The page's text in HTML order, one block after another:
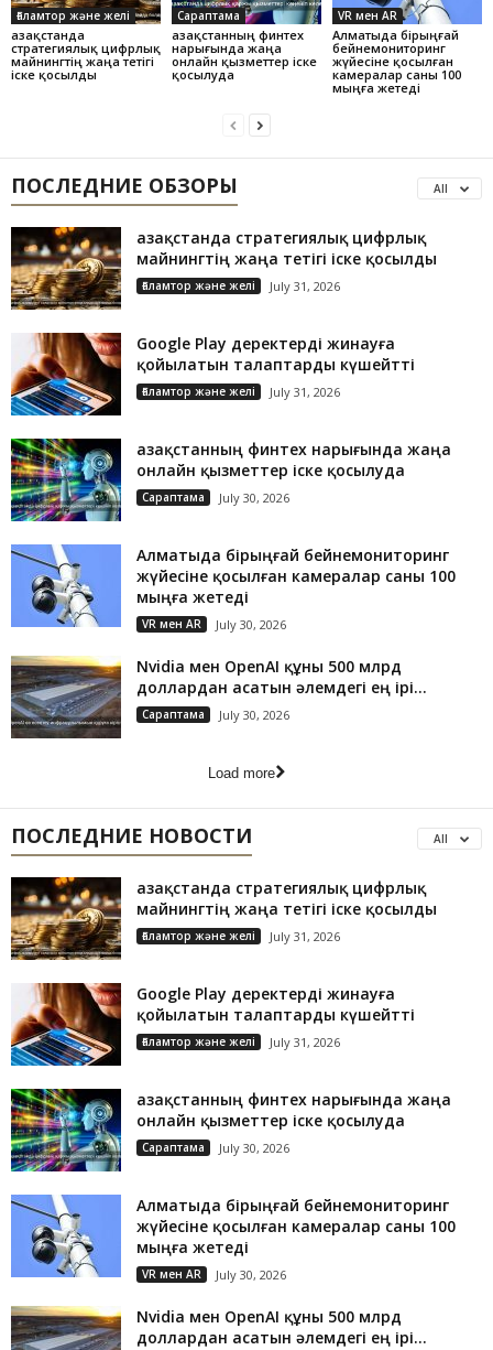
Ғаламтор және желі
Қазақстанда
стратегиялық цифрлық
майнингтің жаңа тетігі
іске қосылды
Сараптама
Қазақстанның финтех
нарығында жаңа
онлайн қызметтер іске
қосылуда
VR мен AR
Алматыда бірыңғай
бейнемониторинг
жүйесіне қосылған
камералар саны 100
мыңға жетеді
ПОСЛЕДНИЕ ОБЗОРЫ All
Қазақстанда стратегиялық цифрлық
майнингтің жаңа тетігі іске қосылды
Ғаламтор және желі July 31, 2026
Google Play деректерді жинауға
қойылатын талаптарды күшейтті
Ғаламтор және желі July 31, 2026
Қазақстанның финтех нарығында жаңа
онлайн қызметтер іске қосылуда
Сараптама July 30, 2026
Алматыда бірыңғай бейнемониторинг
жүйесіне қосылған камералар саны 100
мыңға жетеді
VR мен AR July 30, 2026
Nvidia мен OpenAI құны 500 млрд
доллардан асатын әлемдегі ең ірі...
Сараптама July 30, 2026
Load more
ПОСЛЕДНИЕ НОВОСТИ All
Қазақстанда стратегиялық цифрлық
майнингтің жаңа тетігі іске қосылды
Ғаламтор және желі July 31, 2026
Google Play деректерді жинауға
қойылатын талаптарды күшейтті
Ғаламтор және желі July 31, 2026
Қазақстанның финтех нарығында жаңа
онлайн қызметтер іске қосылуда
Сараптама July 30, 2026
Алматыда бірыңғай бейнемониторинг
жүйесіне қосылған камералар саны 100
мыңға жетеді
VR мен AR July 30, 2026
Nvidia мен OpenAI құны 500 млрд
доллардан асатын әлемдегі ең ірі...